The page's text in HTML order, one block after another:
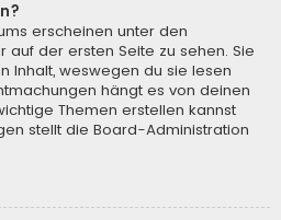
erscheinen unter den
auf der ersten Seite zu sehen. Sie
Inhalt, weswegen du sie lesen
hängt es von deinen
Themen erstellen kannst
stellt die Board-Administration